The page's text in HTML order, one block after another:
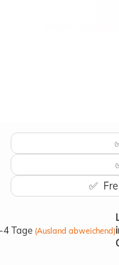
✅
4 Tage (Ausland abweichend)